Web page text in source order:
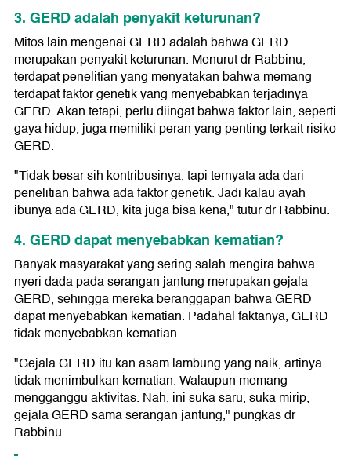
3. GERD adalah penyakit keturunan?
Mitos lain mengenai GERD adalah bahwa GERD
merupakan penyakit keturunan. Menurut dr Rabbinu,
terdapat penelitian yang menyatakan bahwa memang
terdapat faktor genetik yang menyebabkan terjadinya
GERD. Akan tetapi, perlu diingat bahwa faktor lain, seperti
gaya hidup, juga memiliki peran yang penting terkait risiko
GERD.
"Tidak besar sih kontribusinya, tapi ternyata ada dari
penelitian bahwa ada faktor genetik. Jadi kalau ayah
ibunya ada GERD, kita juga bisa kena," tutur dr Rabbinu.
4. GERD dapat menyebabkan kematian?
Banyak masyarakat yang sering salah mengira bahwa
nyeri dada pada serangan jantung merupakan gejala
GERD, sehingga mereka beranggapan bahwa GERD
dapat menyebabkan kematian. Padahal faktanya, GERD
tidak menyebabkan kematian.
"Gejala GERD itu kan asam lambung yang naik, artinya
tidak menimbulkan kematian. Walaupun memang
mengganggu aktivitas. Nah, ini suka saru, suka mirip,
gejala GERD sama serangan jantung," pungkas dr
Rabbinu.